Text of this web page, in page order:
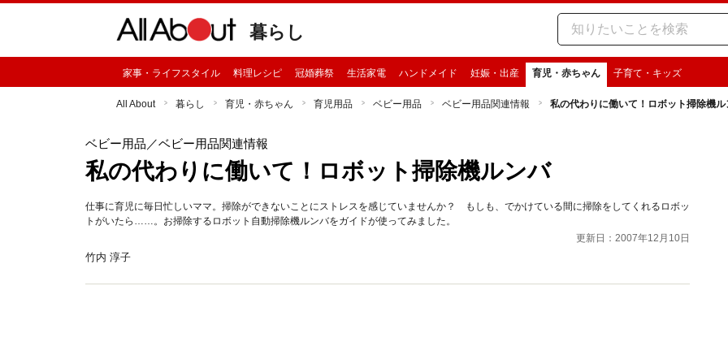
暮らし
家事・ライフスタイル 料理レシピ 冠婚葬祭 生活家電 ハンドメイド 妊娠・出産 育児・赤ちゃん 子育て・キッズ
All About 暮らし 育児・赤ちゃん 育児用品 ベビー用品 ベビー用品関連情報 私の代わりに働いて！ロボット掃除機ル
ベビー用品 ／ベビー用品関連情報
私の代わりに働いて！ロボット掃除機ルンバ
仕事に育児に毎日忙しいママ。掃除ができないことにストレスを感じていませんか？ もしも、でかけている間に掃除をしてくれるロボッ
トがいたら……。お掃除するロボット自動掃除機ルンバをガイドが使ってみました。
更新日：2007年12月10日
竹内 淳子